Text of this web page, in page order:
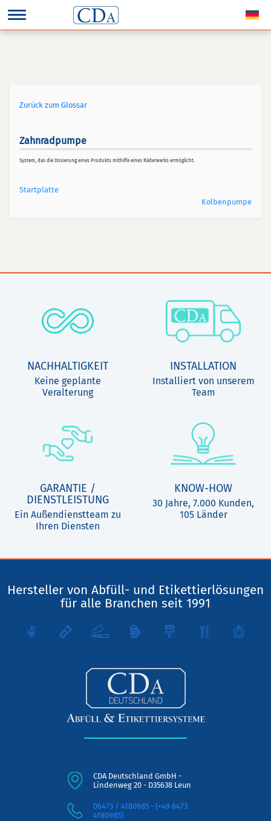
Zurück zum Glossar
Zahnradpumpe
System, das die Dosierung eines Produkts mithilfe eines Räderwerks ermöglicht.
Startplatte
Kolbenpumpe
NACHHALTIGKEIT
Keine geplante
Veralterung
INSTALLATION
Installiert von unserem
Team
GARANTIE /
DIENSTLEISTUNG
Ein Außendienstteam zu
Ihren Diensten
KNOW-HOW
30 Jahre, 7.000 Kunden,
105 Länder
Hersteller von Abfüll- und Etikettierlösungen
für alle Branchen seit 1991
CDA Deutschland GmbH -
Lindenweg 20 - D35638 Leun
06473 / 4180985 - (+49 6473
4180985)